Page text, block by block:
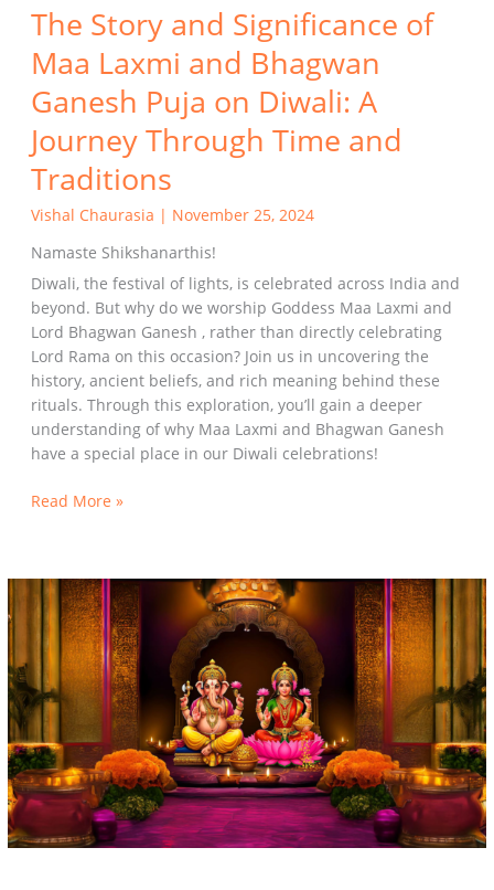
The Story and Significance of
Maa Laxmi and Bhagwan
Ganesh Puja on Diwali: A
Journey Through Time and
Traditions
Vishal Chaurasia | November 25, 2024
Namaste Shikshanarthis!
Diwali, the festival of lights, is celebrated across India and
beyond. But why do we worship Goddess Maa Laxmi and
Lord Bhagwan Ganesh , rather than directly celebrating
Lord Rama on this occasion? Join us in uncovering the
history, ancient beliefs, and rich meaning behind these
rituals. Through this exploration, you’ll gain a deeper
understanding of why Maa Laxmi and Bhagwan Ganesh
have a special place in our Diwali celebrations!
A
Journey
Through
Time
and
Traditions
Read More »
दिवाली
पर
लक्ष्मी-
गणेश
पूजा
का
कहानियाँ,
परंपराएँ
और
अर्थ